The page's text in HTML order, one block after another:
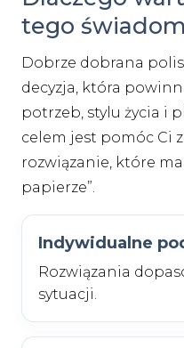
tego
Dobrze dobrana
decyzja, która
potrzeb, stylu życia i
celem jest pomóc Ci
rozwiązanie, które
papierze”.
Indywidualne
Rozwiązania
sytuacji.